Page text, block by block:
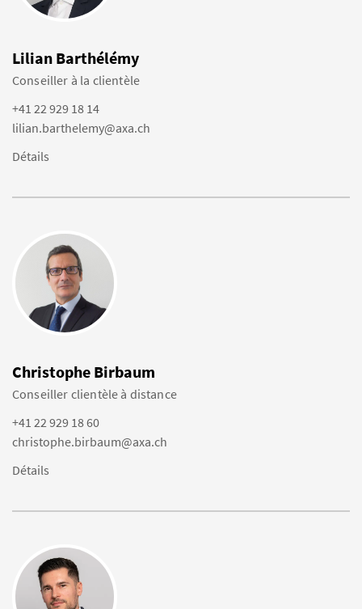
Lilian Barthélémy
Conseiller à la clientèle
+41 22 929 18 14
lilian.barthelemy@axa.ch
Détails
Christophe Birbaum
Conseiller clientèle à distance
+41 22 929 18 60
christophe.birbaum@axa.ch
Détails